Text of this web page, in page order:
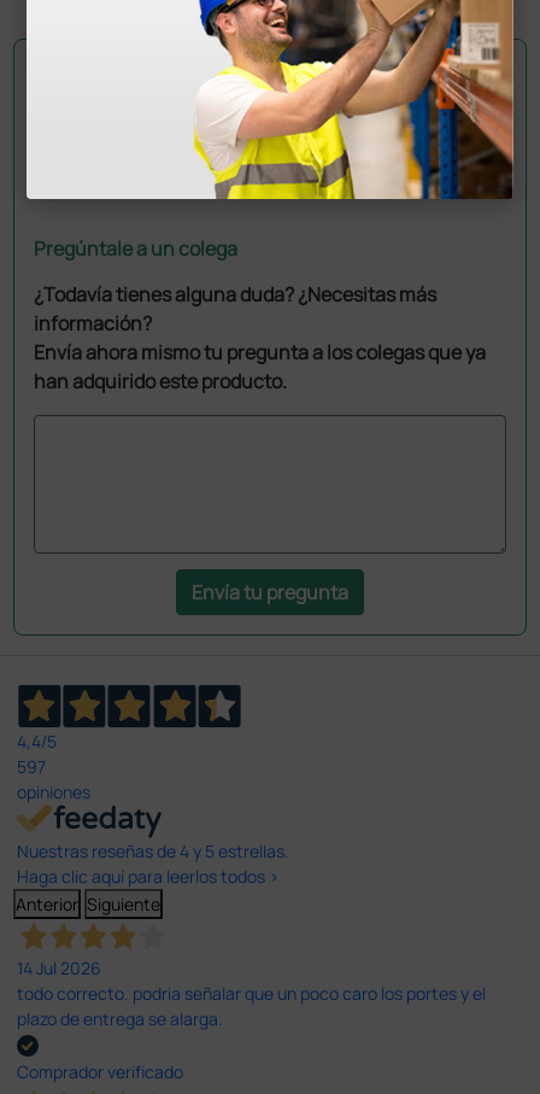
Pregúntale a un colega
¿Todavía tienes alguna duda? ¿Necesitas más
información?
Envía ahora mismo tu pregunta a los colegas que ya
han adquirido este producto.
Envía tu pregunta
4,4/5
597
opiniones
Nuestras reseñas de 4 y 5 estrellas.
Haga clic aquí para leerlos todos >
Anterior Siguiente
14 Jul 2026
todo correcto. podria señalar que un poco caro los portes y el
plazo de entrega se alarga.
Comprador verificado